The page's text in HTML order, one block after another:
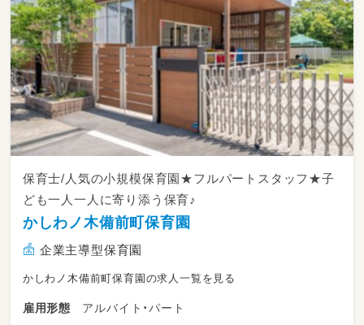
保育士/人気の小規模保育園★フルパートスタッフ★子
ども一人一人に寄り添う保育♪
かしわノ木備前町保育園
企業主導型保育園
かしわノ木備前町保育園の求人一覧を見る
雇用形態
アルバイト・パート